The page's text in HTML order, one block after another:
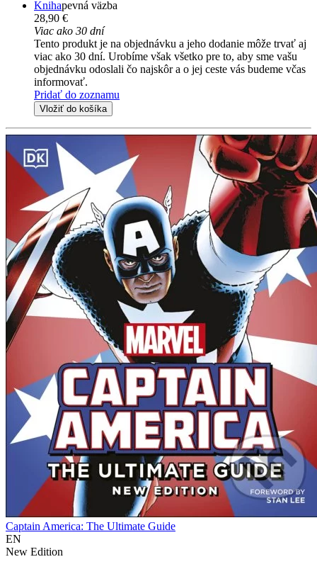
Knihapevná väzba
28,90 €
Viac ako 30 dní
Tento produkt je na objednávku a jeho dodanie môže trvať aj
viac ako 30 dní. Urobíme však všetko pre to, aby sme vašu
objednávku odoslali čo najskôr a o jej ceste vás budeme včas
informovať.
Pridať do zoznamu
Vložiť do košíka
Captain America: The Ultimate Guide
EN
New Edition